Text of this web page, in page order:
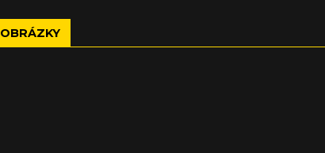
OBRÁZKY